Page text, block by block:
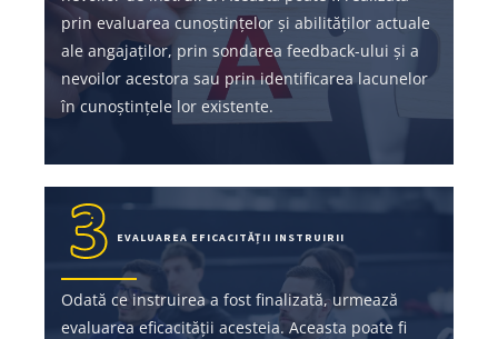
prin evaluarea cunoștințelor și abilităților actuale
ale angajaților, prin sondarea feedback-ului și a
nevoilor acestora sau prin identificarea lacunelor
în cunoștințele lor existente.
EVALUAREA EFICACITĂȚII INSTRUIRII
Odată ce instruirea a fost finalizată, urmează
evaluarea eficacității acesteia. Aceasta poate fi